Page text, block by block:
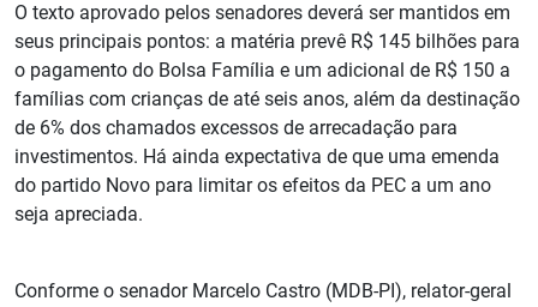
O texto aprovado pelos senadores deverá ser mantidos em
seus principais pontos: a matéria prevê R$ 145 bilhões para
o pagamento do Bolsa Família e um adicional de R$ 150 a
famílias com crianças de até seis anos, além da destinação
de 6% dos chamados excessos de arrecadação para
investimentos. Há ainda expectativa de que uma emenda
do partido Novo para limitar os efeitos da PEC a um ano
seja apreciada.
Conforme o senador Marcelo Castro (MDB-PI), relator-geral